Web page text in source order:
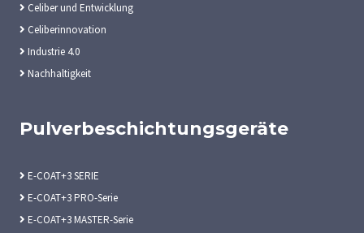
Celiber und Entwicklung
Celiberinnovation
Industrie 4.0
Nachhaltigkeit
Pulverbeschichtungsgeräte
E-COAT+3 SERIE
E-COAT+3 PRO-Serie
E-COAT+3 MASTER-Serie